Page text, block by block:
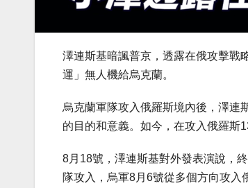
澤連斯基暗諷普京，透露在俄攻擊戰
運」無人機給烏克蘭。
烏克蘭軍隊攻入俄羅斯境內後，澤連
的目的和意義。如今，在攻入俄羅斯
8月18號，澤連斯基對外發表演說，
隊攻入，烏軍8月6號從多個方向攻